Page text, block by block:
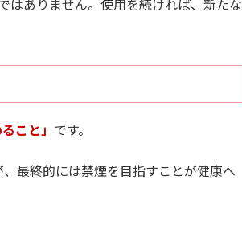
はありません。使用を続ければ、新たな
こと」 です。
最終的には禁煙を目指すことが健康へ